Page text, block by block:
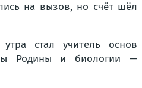
на вызов, но счёт шёл
стал учитель основ
Родины и биологии —